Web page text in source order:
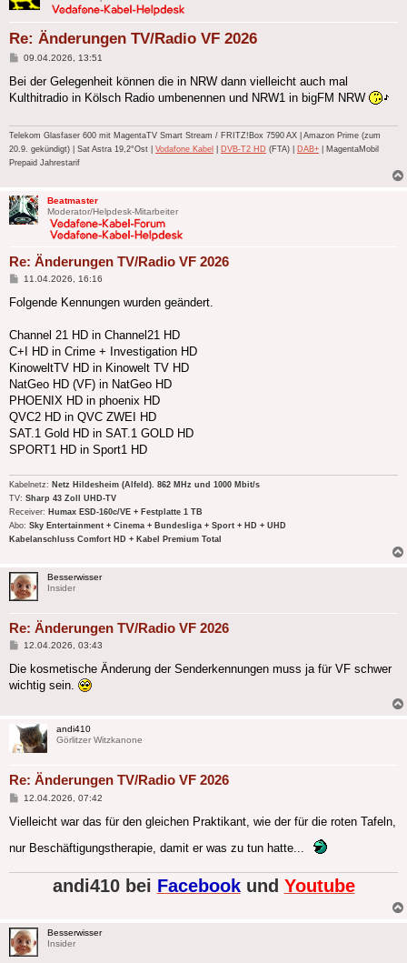
Re: Änderungen TV/Radio VF 2026
Beitrag
09.04.2026, 13:51
Bei der Gelegenheit können die in NRW dann vielleicht auch mal
Kulthitradio in Kölsch Radio umbenennen und NRW1 in bigFM NRW
Telekom Glasfaser 600 mit MagentaTV Smart Stream / FRITZ!Box 7590 AX | Amazon Prime (zum
20.9. gekündigt) | Sat Astra 19,2°Ost | Vodafone Kabel DVB-T2 HD (FTA) | DAB+ | MagentaMobil
Prepaid Jahrestarif
Beatmaster
Moderator/Helpdesk-Mitarbeiter
Re: Änderungen TV/Radio VF 2026
Beitrag
11.04.2026, 16:16
Folgende Kennungen wurden geändert.
Channel 21 HD in Channel21 HD
C+I HD in Crime + Investigation HD
KinoweltTV HD in Kinowelt TV HD
NatGeo HD (VF) in NatGeo HD
PHOENIX HD in phoenix HD
QVC2 HD in QVC ZWEI HD
SAT.1 Gold HD in SAT.1 GOLD HD
SPORT1 HD in Sport1 HD
Kabelnetz: Netz Hildesheim (Alfeld). 862 MHz und 1000 Mbit/s
TV: Sharp 43 Zoll UHD-TV
Receiver: Humax ESD-160c/VE + Festplatte 1 TB
Abo: Sky Entertainment + Cinema + Bundesliga + Sport + HD + UHD
Kabelanschluss Comfort HD + Kabel Premium Total
Besserwisser
Insider
Re: Änderungen TV/Radio VF 2026
Beitrag
12.04.2026, 03:43
Die kosmetische Änderung der Senderkennungen muss ja für VF schwer
wichtig sein.
andi410
Görlitzer Witzkanone
Re: Änderungen TV/Radio VF 2026
Beitrag
12.04.2026, 07:42
Vielleicht war das für den gleichen Praktikant, wie der für die roten Tafeln,
nur Beschäftigungstherapie, damit er was zu tun hatte...
andi410 bei Facebookund Youtube
Besserwisser
Insider